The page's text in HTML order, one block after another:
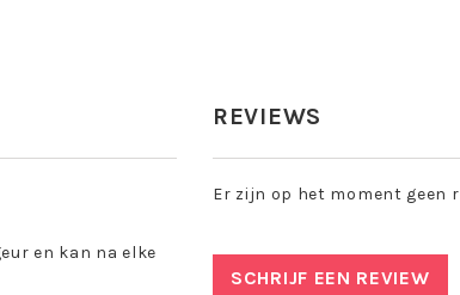
en kan na elke
REVIEWS
Er zijn op het moment geen
SCHRIJF EEN REVIEW